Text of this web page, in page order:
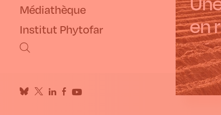
Médiathèque
Institut Phytofar
en